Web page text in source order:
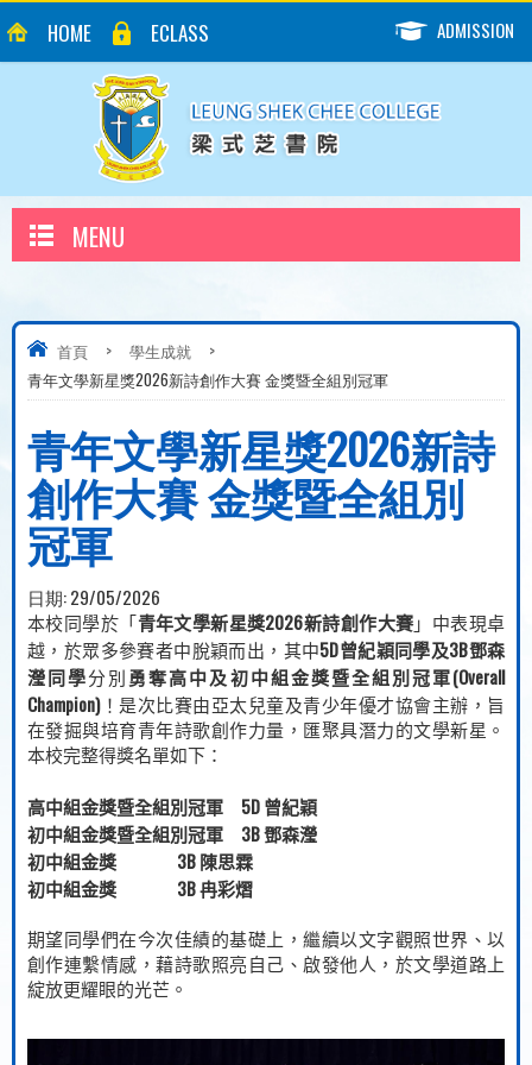
HOME ECLASS ADMISSION
MENU
首頁 > 學生成就
>
青年文學新星獎2026新詩創作大賽 金獎暨全組別冠軍
青年文學新星獎2026新詩
創作大賽 金獎暨全組別
冠軍
日期:29/05/2026
本校同學於「 青年文學新星獎2026新詩創作大賽」中表現卓
越，於眾多參賽者中脫穎而出，其中5D曾紀穎同學及3B鄧森
瀅同學分別 勇奪高中及初中組金獎暨全組別冠軍(Overall
Champion)！是次比賽由亞太兒童及青少年優才協會主辦，旨
在發掘與培育青年詩歌創作力量，匯聚具潛力的文學新星。
本校完整得獎名單如下：
高中組金獎暨全組別冠軍 5D 曾紀穎
初中組金獎暨全組別冠軍
3B鄧森瀅
初中組金獎
3B 陳思霖
初中組金獎
3B冉彩熠
期望同學們在今次佳績的基礎上，繼續以文字觀照世界、以
創作連繫情感，藉詩歌照亮自己、啟發他人，於文學道路上
綻放更耀眼的光芒。